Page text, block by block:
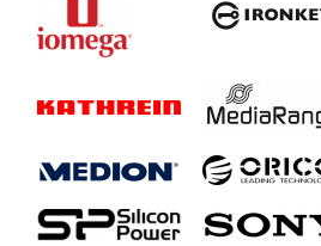
AP4TBAC633U-1
AP1TBAC236U-1
AP1TBAC236R-1
AP2TBAC236B-1